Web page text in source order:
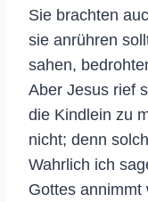
Sie brachten
sie anrühren
sahen,
Aber Jesus rief
die Kindlein zu
nicht; denn
Wahrlich ich
Gottes annimmt